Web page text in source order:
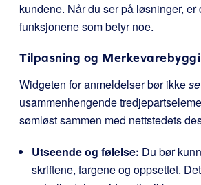
kundene. Når du ser på løsninger, er
funksjonene som betyr noe.
Tilpasning og
Widgeten for anmeldelser bør ikkese
usammenhengende
sømløst sammen med nettstedets
Utseende og følelse: Du bør
skriftene, fargene og oppsettet.